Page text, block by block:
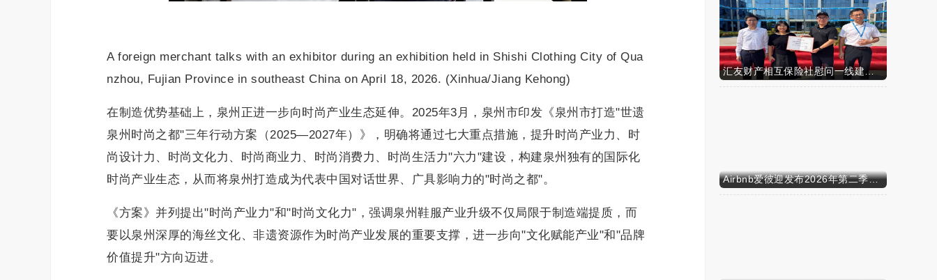
A foreign merchant talks with an exhibitor during an exhibition held in Shishi Clothing City of Qua
nzhou, Fujian Province in southeast China on April 18, 2026. (Xinhua/Jiang Kehong)
在制造优势基础上，泉州正进一步向时尚产业生态延伸。2025年3月，泉州市印发《泉州市打造"世遗
泉州时尚之都"三年行动方案（2025—2027年）》，明确将通过七大重点措施，提升时尚产业力、时
尚设计力、时尚文化力、时尚商业力、时尚消费力、时尚生活力"六力"建设，构建泉州独有的国际化
时尚产业生态，从而将泉州打造成为代表中国对话世界、广具影响力的"时尚之都"。
《方案》并列提出"时尚产业力"和"时尚文化力"，强调泉州鞋服产业升级不仅局限于制造端提质，而
要以泉州深厚的海丝文化、非遗资源作为时尚产业发展的重要支撑，进一步向"文化赋能产业"和"品牌
价值提升"方向迈进。
汇友财产相互保险社慰问一线建筑工人
Airbnb爱彼迎发布2026年第二季度财务业绩